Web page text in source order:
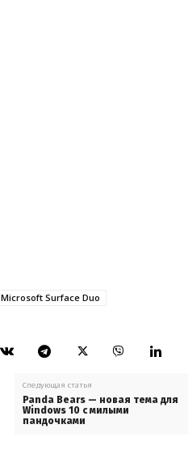
Microsoft Surface Duo
Следующая статья
Panda Bears — новая тема для
Windows 10 с милыми
пандочками